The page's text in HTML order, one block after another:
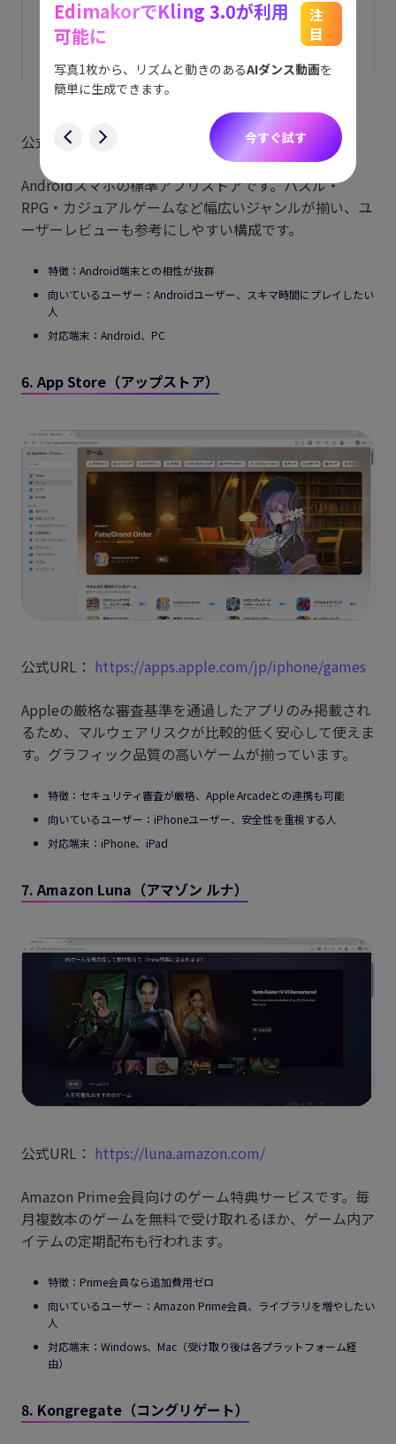
公式URL： https://play.google.com/store/games
Androidスマホの標準アプリストアです。パズル・
RPG・カジュアルゲームなど幅広いジャンルが揃い、ユ
ーザーレビューも参考にしやすい構成です。
特徴：Android端末との相性が抜群
向いているユーザー：Androidユーザー、スキマ時間にプレイしたい
人
対応端末：Android、PC
6. App Store（アップストア）
公式URL： https://apps.apple.com/jp/iphone/games
Appleの厳格な審査基準を通過したアプリのみ掲載され
るため、マルウェアリスクが比較的低く安心して使えま
す。グラフィック品質の高いゲームが揃っています。
特徴：セキュリティ審査が厳格、Apple Arcadeとの連携も可能
向いているユーザー：iPhoneユーザー、安全性を重視する人
対応端末：iPhone、iPad
7. Amazon Luna（アマゾン ルナ）
公式URL： https://luna.amazon.com/
Amazon Prime会員向けのゲーム特典サービスです。毎
月複数本のゲームを無料で受け取れるほか、ゲーム内ア
イテムの定期配布も行われます。
特徴：Prime会員なら追加費用ゼロ
向いているユーザー：Amazon Prime会員、ライブラリを増やしたい
人
対応端末：Windows、Mac（受け取り後は各プラットフォーム経
由）
8. Kongregate（コングリゲート）
EdimakorでKling 3.0が利用
可能に
注
目
写真1枚から、リズムと動きのあるAIダンス動画を
簡単に生成できます。
今すぐ試す